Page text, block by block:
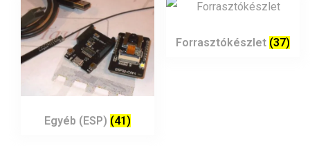
Egyéb (ESP) (41)
Forrasztókészlet (37)